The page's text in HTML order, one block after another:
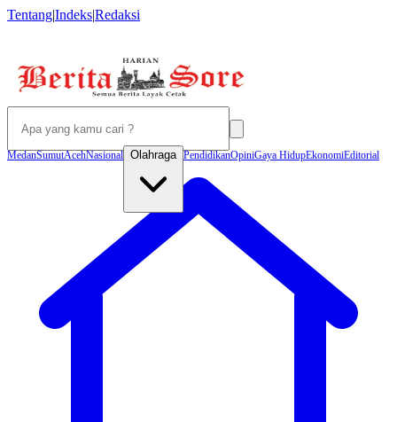
Tentang|Indeks|Redaksi
MedanSumutAcehNasional Olahraga PendidikanOpiniGaya HidupEkonomiEditorial